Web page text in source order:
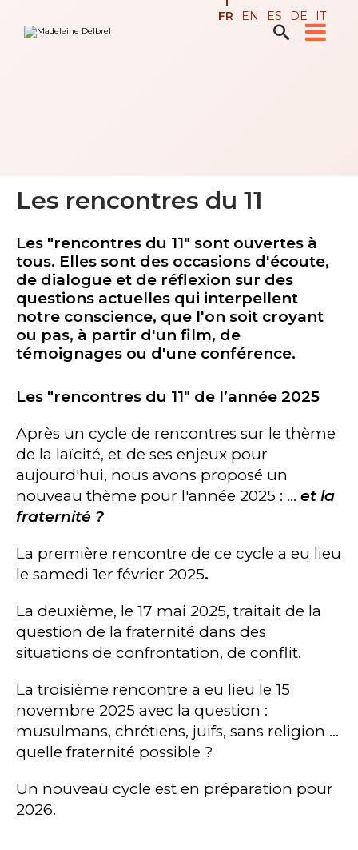
contenu.

Recherche avancée…
FR EN ES DE IT
Les rencontres du 11
Les "rencontres du 11" sont ouvertes à
tous. Elles sont des occasions d'écoute,
de dialogue et de réflexion sur des
questions actuelles qui interpellent
notre conscience, que l'on soit croyant
ou pas, à partir d'un film, de
témoignages ou d'une conférence.
Les "rencontres du 11" de l’année 2025
Après un cycle de rencontres sur le thème
de la laïcité, et de ses enjeux pour
aujourd'hui, nous avons proposé un
nouveau thème pour l'année 2025 : ... et la
fraternité ?
La première rencontre de ce cycle a eu lieu
le samedi 1er février 2025.
La deuxième, le 17 mai 2025, traitait de la
question de la fraternité dans des
situations de confrontation, de conflit.
La troisième rencontre a eu lieu le 15
novembre 2025 avec la question :
musulmans, chrétiens, juifs, sans religion ...
quelle fraternité possible ?
Un nouveau cycle est en préparation pour
2026.